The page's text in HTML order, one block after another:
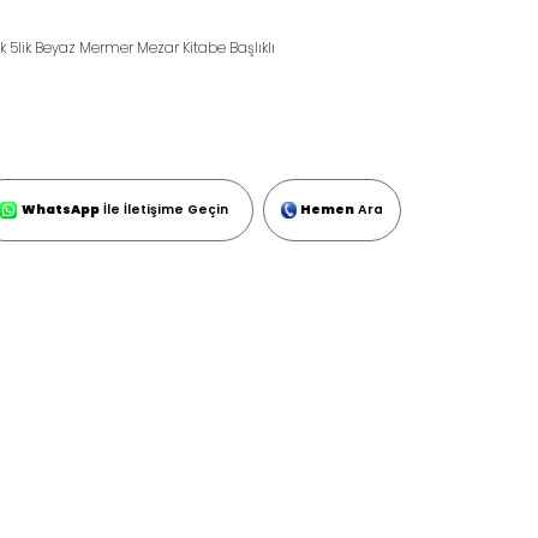
5lik Beyaz Mermer Mezar Kitabe Başlıklı
WhatsApp İle İletişime Geçin Hemen Ara